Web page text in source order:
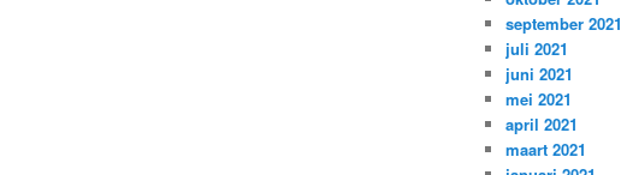
september 2021
juli 2021
juni 2021
mei 2021
april 2021
maart 2021